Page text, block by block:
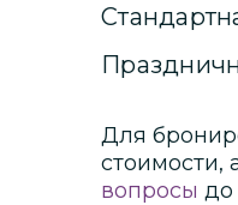
Для
стоимости,
вопросы до